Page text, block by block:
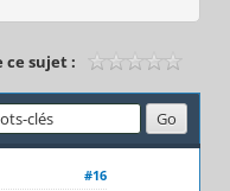
ce sujet :
#16